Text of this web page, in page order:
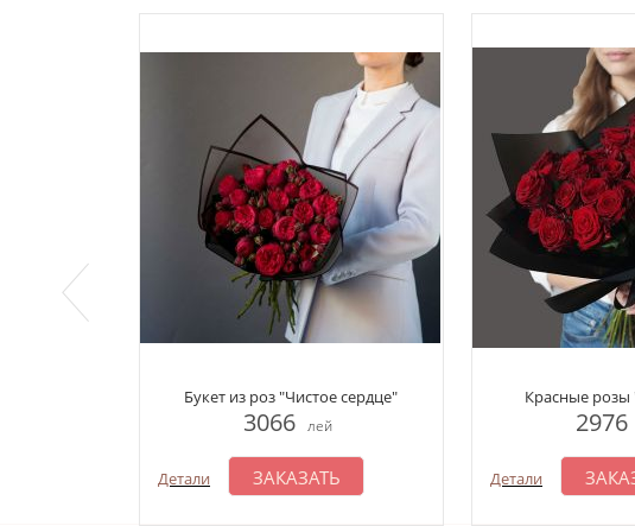
Букет из роз "Чистое сердце"
3066 лей
Детали ЗАКАЗАТЬ
Красные
2976
Детали